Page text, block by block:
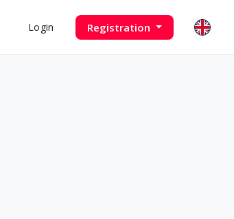
Login Registration